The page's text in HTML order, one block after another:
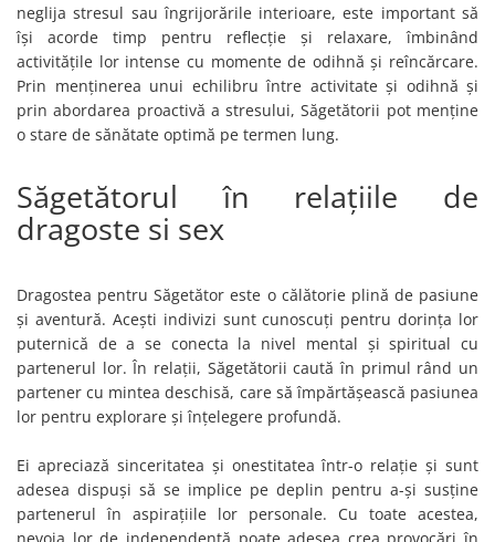
neglija stresul sau îngrijorările interioare, este important să
își acorde timp pentru reflecție și relaxare, îmbinând
activitățile lor intense cu momente de odihnă și reîncărcare.
Prin menținerea unui echilibru între activitate și odihnă și
prin abordarea proactivă a stresului, Săgetătorii pot menține
o stare de sănătate optimă pe termen lung.
Săgetătorul în relațiile de
dragoste si sex
Dragostea pentru Săgetător este o călătorie plină de pasiune
și aventură. Acești indivizi sunt cunoscuți pentru dorința lor
puternică de a se conecta la nivel mental și spiritual cu
partenerul lor. În relații, Săgetătorii caută în primul rând un
partener cu mintea deschisă, care să împărtășească pasiunea
lor pentru explorare și înțelegere profundă.
Ei apreciază sinceritatea și onestitatea într-o relație și sunt
adesea dispuși să se implice pe deplin pentru a-și susține
partenerul în aspirațiile lor personale. Cu toate acestea,
nevoia lor de independență poate adesea crea provocări în